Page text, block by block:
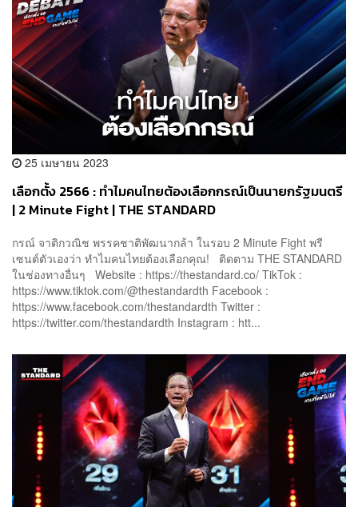
25 เมษายน 2023
เลือกตั้ง 2566 : ทำไมคนไทยต้องเลือกกรณ์เป็นนายกรัฐมนตรี
| 2 Minute Fight | THE STANDARD
กรณ์ จาติกวณิช พรรคชาติพัฒนากล้า ในรอบ 2 Minute Fight พรี
เซนต์ตัวเองว่า ทำไมคนไทยต้องเลือกคุณ! ติดตาม THE STANDARD
ในช่องทางอื่นๆ Website : https://thestandard.co/ TikTok :
https://www.tiktok.com/@thestandardth Facebook :
https://www.facebook.com/thestandardth Twitter :
https://twitter.com/thestandardth Instagram : htt...